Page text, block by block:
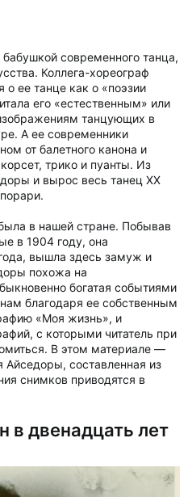
современного танца,
Коллега-хореограф
ее танце как о «поэзии
его «естественным» или
танцующих в
А ее современники
от балетного канона и
трико и пуанты. Из
и вырос весь танец ХХ
в нашей стране. Побывав
в 1904 году, она
вышла здесь замуж и
похожа на
богатая событиями
благодаря ее собственным
«Моя жизнь», и
с которыми читатель при
В этом материале —
Айседоры, составленная из
снимков приводятся в
в двенадцать лет